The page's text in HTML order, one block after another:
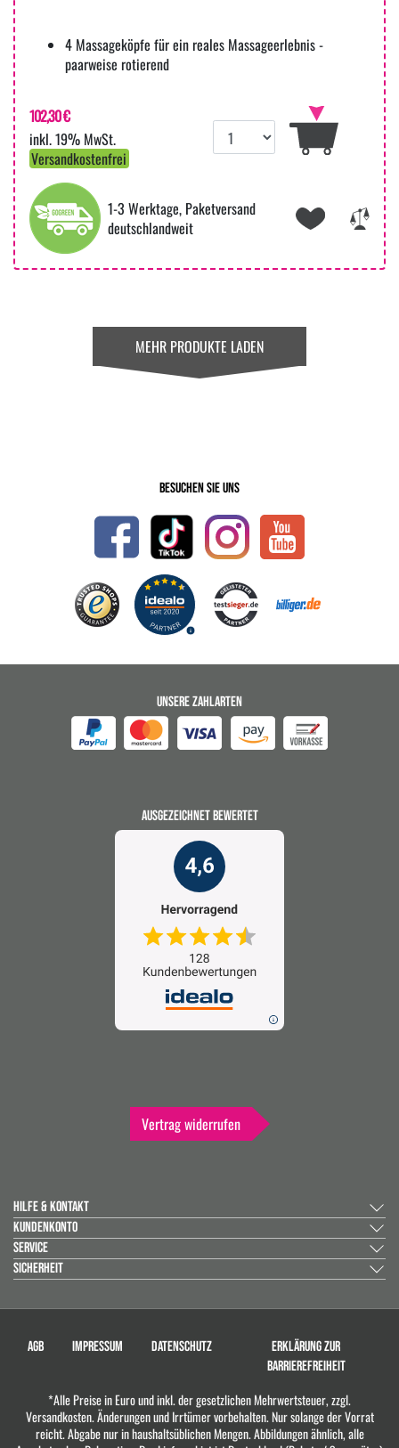
4 Massageköpfe für ein reales Massageerlebnis -
paarweise rotierend
102,30 €
inkl. 19% MwSt.
Versandkostenfrei
1-3 Werktage, Paketversand
deutschlandweit
MEHR PRODUKTE LADEN
Besuchen Sie uns
UNSERE ZAHLARTEN
AUSGEZEICHNET BEWERTET
Vertrag widerrufen
HILFE & KONTAKT
KUNDENKONTO
SERVICE
SICHERHEIT
AGB IMPRESSUM DATENSCHUTZ
ERKLÄRUNG ZUR
BARRIEREFREIHEIT
*Alle Preise in Euro und inkl. der gesetzlichen Mehrwertsteuer, zzgl.
Versandkosten. Änderungen und Irrtümer vorbehalten. Nur solange der Vorrat
reicht. Abgabe nur in haushaltsüblichen Mengen. Abbildungen ähnlich, alle